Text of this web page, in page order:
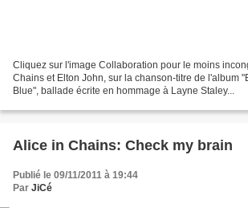
Cliquez sur l'image Collaboration pour le moins
Chains et Elton John, sur la chanson-titre de l'album
Blue", ballade écrite en hommage à Layne Staley...
Alice in Chains: Check my brain
Publié le 09/11/2011 à 19:44
Par JiCé